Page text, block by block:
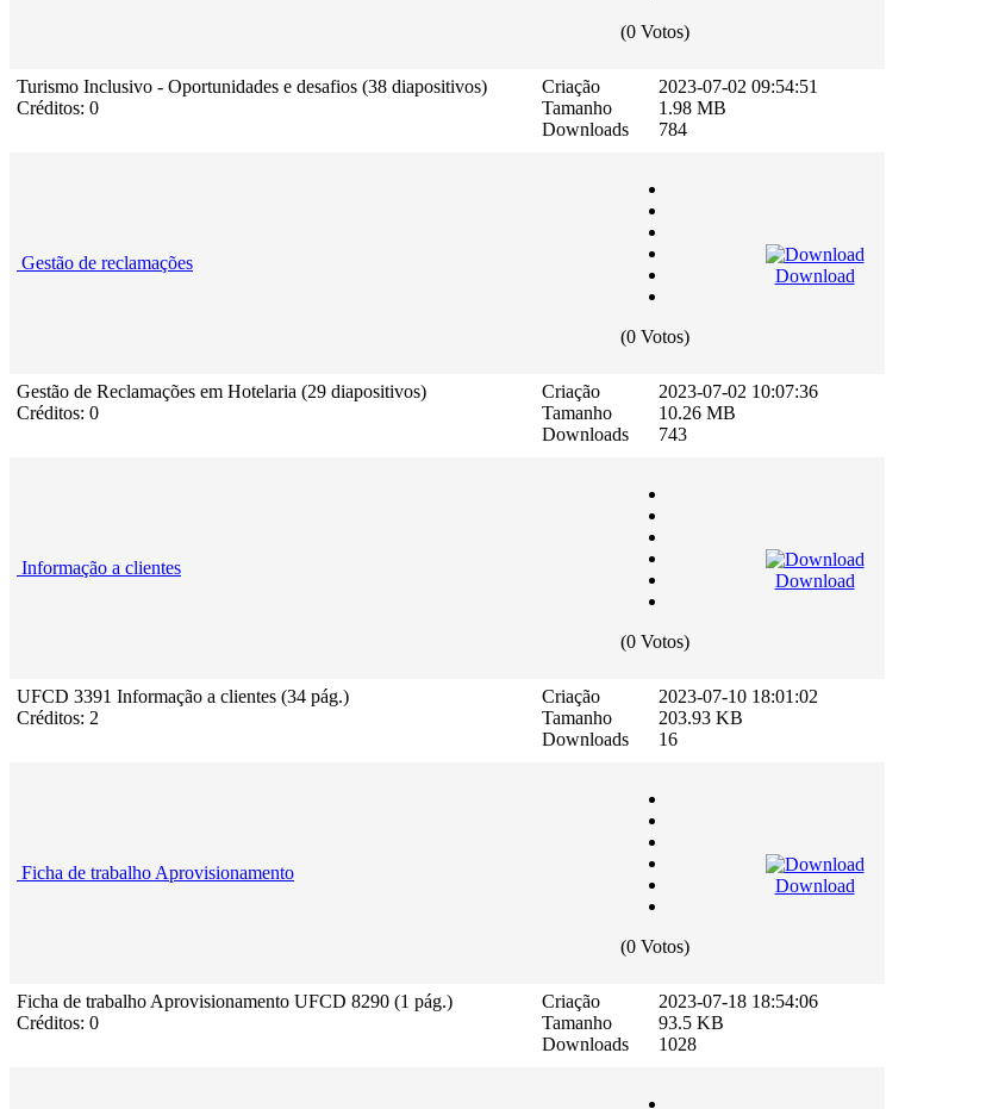
(0 Votos)
Turismo Inclusivo - Oportunidades e desafios (38 diapositivos)
Créditos: 0
Criação
Tamanho
Downloads
2023-07-02 09:54:51
1.98 MB
784
Gestão de reclamações
(0 Votos)
Download
Gestão de Reclamações em Hotelaria (29 diapositivos)
Créditos: 0
Criação
Tamanho
Downloads
2023-07-02 10:07:36
10.26 MB
743
Informação a clientes
(0 Votos)
Download
UFCD 3391 Informação a clientes (34 pág.)
Créditos: 2
Criação
Tamanho
Downloads
2023-07-10 18:01:02
203.93 KB
16
Ficha de trabalho Aprovisionamento
(0 Votos)
Download
Ficha de trabalho Aprovisionamento UFCD 8290 (1 pág.)
Créditos: 0
Criação
Tamanho
Downloads
2023-07-18 18:54:06
93.5 KB
1028